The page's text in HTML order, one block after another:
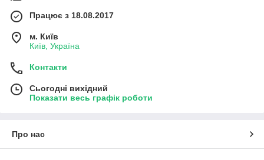
Працює з 18.08.2017
м. Київ
Київ, Україна
Контакти
Сьогодні вихідний
Показати весь графік роботи
Про нас